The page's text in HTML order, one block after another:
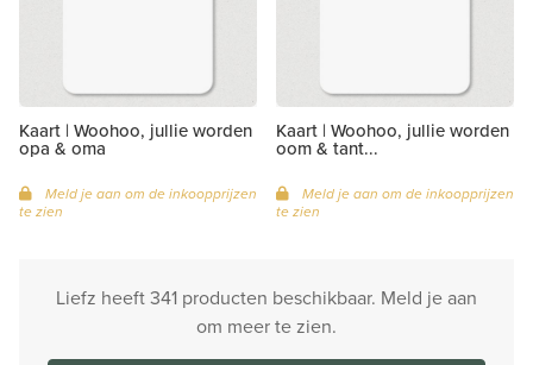
Kaart | Woohoo, jullie worden
opa & oma
Meld je aan om de inkoopprijzen
te zien
Kaart | Woohoo, jullie worden
oom & tant...
Meld je aan om de inkoopprijzen
te zien
Liefz heeft 341 producten beschikbaar. Meld je aan
om meer te zien.